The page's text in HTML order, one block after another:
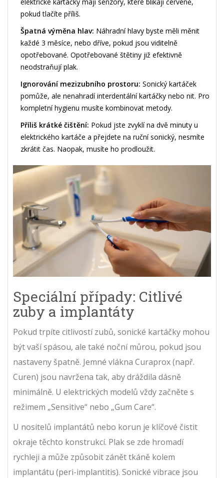
pokud tlačíte příliš.
Špatná výměna hlav: Náhradní hlavy byste měli měnit
každé 3 měsíce, nebo dříve, pokud jsou viditelně
opotřebované. Opotřebované štětiny již efektivně
neodstraňují plak.
Ignorování mezizubního prostoru: Sonický kartáček
pomůže, ale nenahradí interdentální kartáčky nebo nit. Pro
kompletní hygienu musíte kombinovat metody.
Příliš krátké čištění: Pokud jste zvyklí na dvě minuty u
elektrického kartáče a přejdete na ruční sonický, nesmíte
zkrátit čas. Naopak, musíte ho prodloužit.
Speciální případy: Citlivé
zuby a implantáty
Pokud trpíte citlivostí zubů, sonické kartáčky mohou
být vaší spásou, ale také noční můrou, pokud jsou
nastaveny špatně. Jemné vlákna Curaprox (např.
Curen) jsou navržena tak, aby dráždila dásně
minimálně. U elektrických modelů vždy začněte s
režimem „Sensitive“ nebo „Gum Care“.
U nositelů implantátů nebo korun je klíčové čistit
okraje těchto konstrukcí. Plak se zde hromadí
rychleji a může způsobit zánět tkáně kolem
implantátu (peri-implantitis). Sonické vibrace jsou